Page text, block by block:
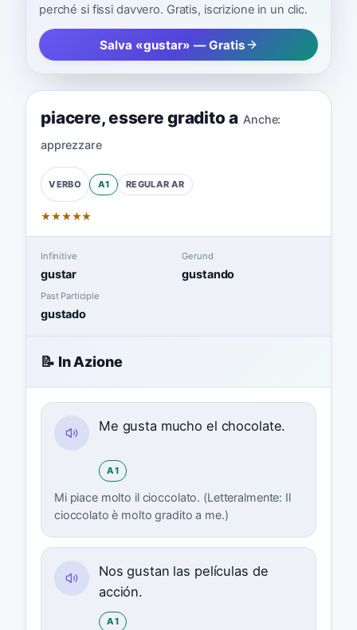
perché si fissi davvero. Gratis, iscrizione in un clic.
Salva «gustar» — Gratis
piacere,essere gradito a Anche:
apprezzare
VERBO A1 REGULAR AR
★★★★★
Infinitive
gustar
Gerund
gustando
Past Participle
gustado
📝 In Azione
Me gusta mucho el chocolate.
A1
Mi piace molto il cioccolato. (Letteralmente: Il
cioccolato è molto gradito a me.)
Nos gustan las películas de
acción.
A1